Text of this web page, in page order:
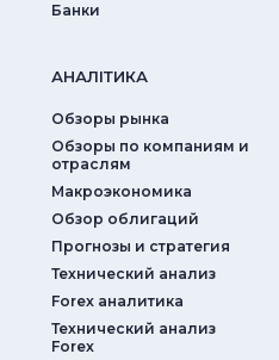
Банки
АНАЛIТИКА
Обзоры рынка
Обзоры по компаниям и
отраслям
Макроэкономика
Обзор облигаций
Прогнозы и стратегия
Технический анализ
Forex аналитика
Технический анализ
Forex